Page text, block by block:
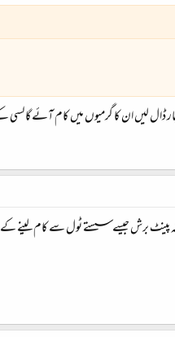
ڈال لیں ان کا گرمیوں میں کام آئے گا
کہ پینٹ برش جیسے سستے ٹول سے کام لینے